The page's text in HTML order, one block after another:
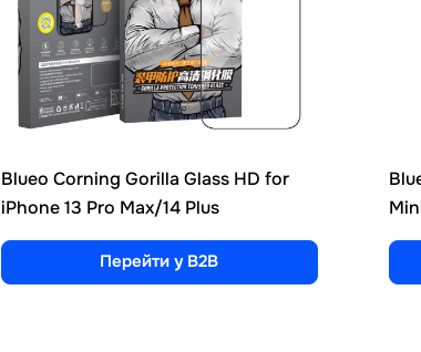
Blueo Corning Gorilla Glass HD for
iPhone 13 Pro Max/14 Plus
Перейти у B2B